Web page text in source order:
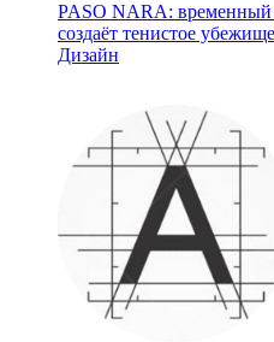
PASO NARA: временный
создаёт тенистое
Дизайн